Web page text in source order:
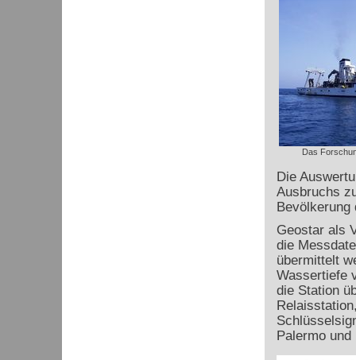
Das
Die
Ausbruchs
Bevölkerung
Geostar als
die
übermittelt
Wassertiefe
die Station
Palermo